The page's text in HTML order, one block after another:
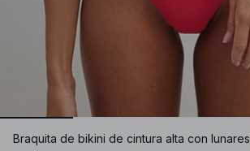
Braquita de bikini de cintura alta con lunares